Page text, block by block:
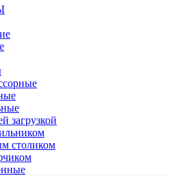
загрузкой
столиком